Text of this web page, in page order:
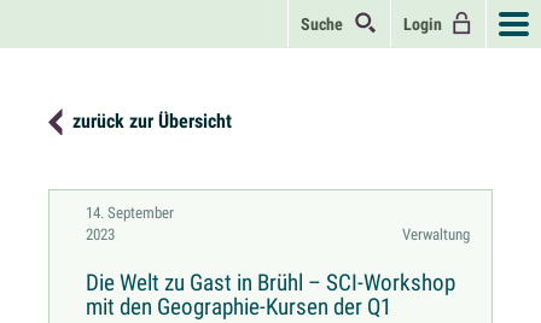
Suche Login
zurück zur Übersicht
14. September
2023
Verwaltung
Die Welt zu Gast in Brühl – SCI-Workshop
mit den Geographie-Kursen der Q1